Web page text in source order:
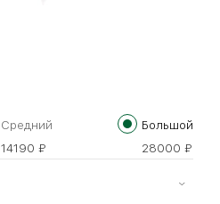
Средний
14190 ₽
Большой
28000 ₽